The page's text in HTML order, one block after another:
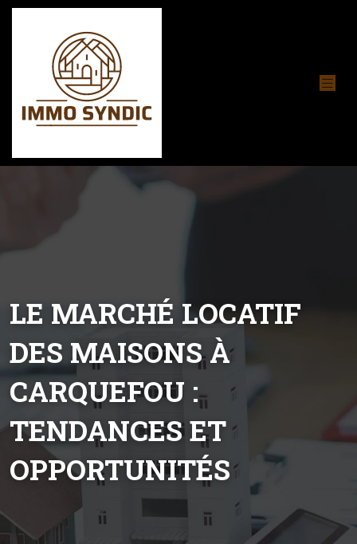
LE MARCHÉ LOCATIF
DES MAISONS À
CARQUEFOU :
TENDANCES ET
OPPORTUNITÉS